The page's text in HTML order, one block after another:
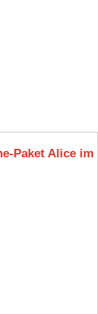
Paket Alice im